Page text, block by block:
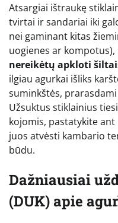
Atsargiai ištraukę
tvirtai ir sandariai iki
nei gaminant kitas
uogienes ar
nereikėtų apkloti
ilgiau agurkai išliks
suminkštės,
Užsuktus stiklainius
kojomis, pastatykite
juos atvėsti kambario
būdu.
Dažniausiai
(DUK) apie